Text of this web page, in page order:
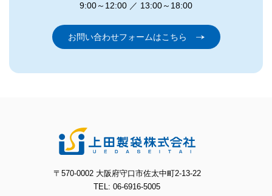
9:00～12:00 ／ 13:00～18:00
お問い合わせフォームはこちら
〒570-0002 大阪府守口市佐太中町2-13-22
TEL: 06-6916-5005